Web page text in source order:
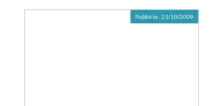
Publié le :21/10/2009